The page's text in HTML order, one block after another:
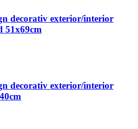
decorativ exterior/interior
51x69cm
decorativ exterior/interior